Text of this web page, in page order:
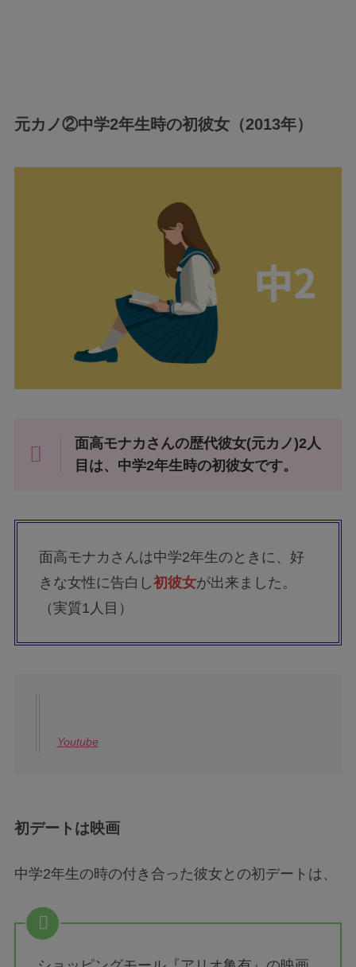
元カノ②中学2年生時の初彼女（2013年）
面高モナカさんの歴代彼女(元カノ)2人
目は、中学2年生時の初彼女です。
面高モナカさんは中学2年生のときに、好
きな女性に告白し初彼女が出来ました。
（実質1人目）
Youtube
初デートは映画
中学2年生の時の付き合った彼女との初デートは、